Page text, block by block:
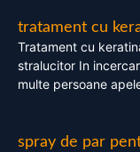
tratament cu
Tratament cu
stralucitor In
multe persoane
spray de par